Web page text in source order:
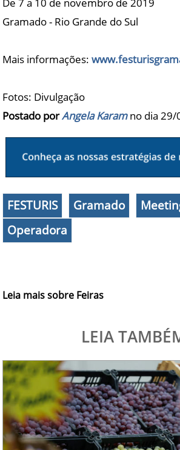
Gramado - Rio Grande do Sul
Mais informações:
Fotos: Divulgação
Postado porAngela Karamno dia
FESTURIS Gramado
Operadora
Leia mais sobre Feiras
LEIA